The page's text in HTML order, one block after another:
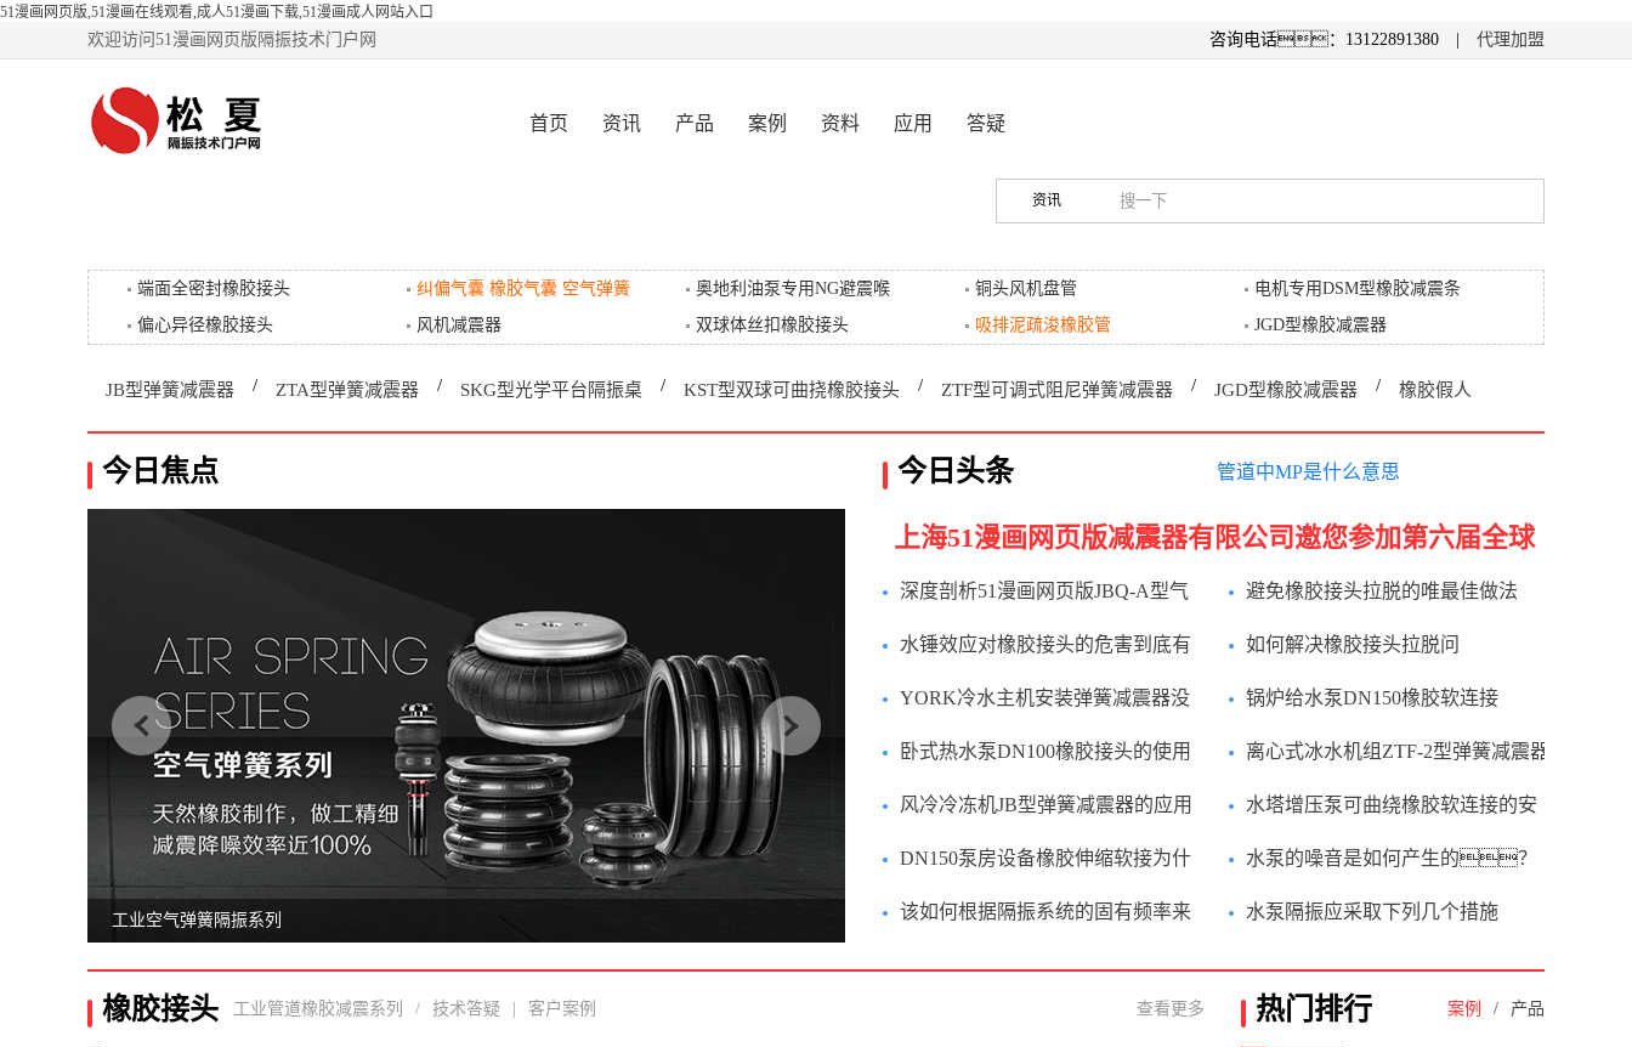
51漫画网页版,51漫画在线观看,成人51漫画下载,51漫画成人网站入口
欢迎访问51漫画网页版隔振技术门户网 咨询电话：13122891380 | 代理加盟
首页 资讯 产品 案例 资料 应用 答疑
资讯
端面全密封橡胶接头 纠偏气囊 橡胶气囊 空气弹簧 奥地利油泵专用NG避震喉 铜头风机盘管
电机专用DSM型橡胶减震条
偏心异径橡胶接头
风机减震器 双球体丝扣橡胶接头 吸排泥疏浚橡胶管 JGD型橡胶减震器
JB型弹簧减震器 / ZTA型弹簧减震器 / SKG型光学平台隔振桌 / KST型双球可曲挠橡胶接头 / ZTF型可调式阻尼弹簧减震器 / JGD型橡胶减震器 / 橡胶假人
今日焦点 今日头条
管道中LP是什么意思
管道中LP是什么意思
管道中HP是什么意思
上海51漫画网页版减震器有限公司邀您参加第六届全球
半导体产业（重庆）博览会
深度剖析51漫画网页版JBQ-A型气
垫减震器八个显著特点
避免橡胶接头拉脱的唯最佳做法
水锤效应对橡胶接头的危害到底有
多大？
如何解决橡胶接头拉脱问
题？
YORK冷水主机安装弹簧减震器没
效果怎么办？
锅炉给水泵DN150橡胶软连接
卧式热水泵DN100橡胶接头的使用
安装
离心式冰水机组ZTF-2型弹簧减震器
怎么安装？
风冷冷冻机JB型弹簧减震器的应用
水塔增压泵可曲绕橡胶软连接的安
装步骤
DN150泵房设备橡胶伸缩软接为什
么有时需要加限位装置
水泵的噪音是如何产生的？
怎么避免？
该如何根据隔振系统的固有频率来
水泵隔振应采取下列几个措施
橡胶接头 工业管道橡胶减震系列 / 技术答疑 客户案例 查看更多 热门排行 案例 / 产品